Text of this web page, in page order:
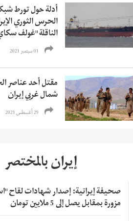
أدلة حول تورط
الحرس الثوري
الناقلة "غولف
01 سبتمبر 2021
مقتل أحد عناصر
شمال غربي إيران
29 أغسطس 2021
إيران بالمختصر
صحيفة إيرانية: إصدار شهادات لقاح
مزورة بمقابل يصل إلى 5 ملايين تومان